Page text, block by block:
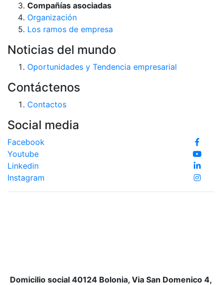
Compañías asociadas
Organización
Los ramos de empresa
Noticias del mundo
Oportunidades y Tendencia empresarial
Contáctenos
Contactos
Social media
Facebook
Youtube
Linkedin
Instagram
Domicilio social 40124 Bolonia, Via San Domenico 4,